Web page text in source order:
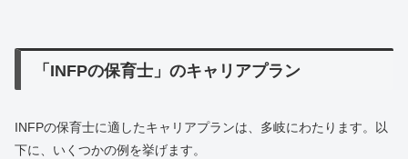
「INFPの保育士」のキャリアプラン
INFPの保育士に適したキャリアプランは、多岐にわたります。以
下に、いくつかの例を挙げます。